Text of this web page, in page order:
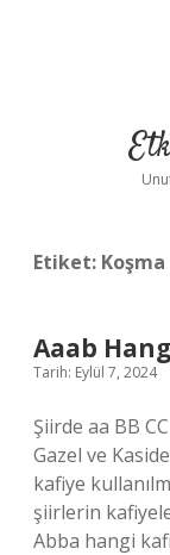
Etiket:
Aaab
Tarih: Eylül 7, 2024
Şiirde aa BB
Gazel ve
kafiye
şiirlerin
Abba hangi